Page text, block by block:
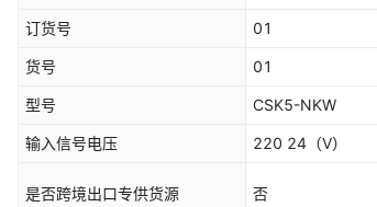
订货号 01
货号 01
型号 CSK5-NKW
输入信号电压 220 24 （V）
是否跨境出口专供货源 否